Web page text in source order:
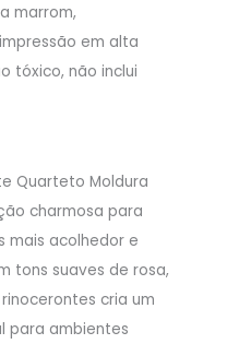
marrom,
em alta
tóxico, não inclui
Quarteto Moldura
charmosa para
mais acolhedor e
tons suaves de rosa,
cria um
para ambientes